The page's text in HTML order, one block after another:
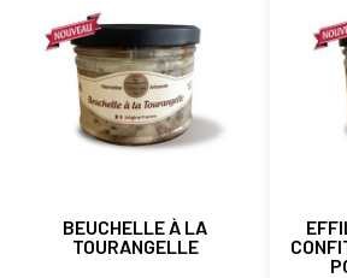
BEUCHELLE À LA
TOURANGELLE